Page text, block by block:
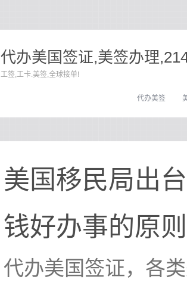
代办美国签证,美签办理
工签,工卡.美签,全球接单!
代办美签
美国移民局出
钱好办事的原则
代办美国签证，各